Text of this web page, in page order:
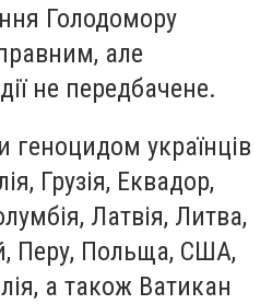
Голодомору
але
не передбачене.
геноцидом українців
Грузія, Еквадор,
Латвія, Литва,
Перу, Польща, США,
а також Ватикан